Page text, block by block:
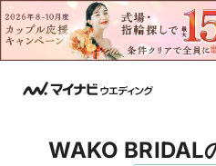
WAKO BRIDAL